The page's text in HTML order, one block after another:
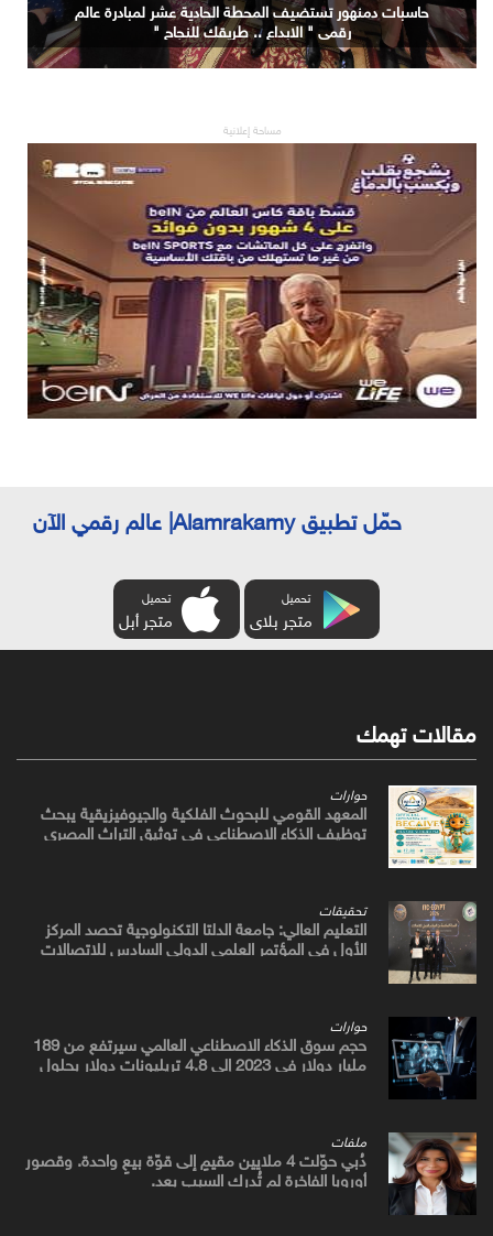
حاسبات دمنهور تستضيف المحطة الحادية عشر لمبادرة عالم
رقمي " الابداع .. طريقك للنجاح "
مساحة إعلانية
حمّل تطبيق Alamrakamy| عالم رقمي الآن
تحميل
متجر بلاى
تحميل
متجر أبل
مقالات تهمك
حوارات
المعهد القومي للبحوث الفلكية والجيوفيزيقية يبحث
توظيف الذكاء الاصطناعي في توثيق التراث المصري
تحقيقات
التعليم العالي: جامعة الدلتا التكنولوجية تحصد المركز
الأول في المؤتمر العلمي الدولي السادس للاتصالات
حوارات
حجم سوق الذكاء الاصطناعي العالمي سيرتفع من 189
مليار دولار في 2023 إلى 4.8 تريليونات دولار بحلول
ملفات
دُبي حوّلت 4 ملايين مقيمٍ إلى قوّة بيعٍ واحدة. وقصور
أوروبا الفاخرة لم تُدرك السبب بعد.